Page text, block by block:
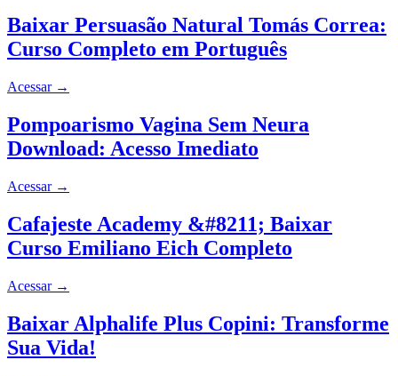
Baixar Persuasão Natural Tomás Correa:
Curso Completo em Português
Acessar →
Pompoarismo Vagina Sem Neura
Download: Acesso Imediato
Acessar →
Cafajeste Academy &#8211; Baixar
Curso Emiliano Eich Completo
Acessar →
Baixar Alphalife Plus Copini: Transforme
Sua Vida!